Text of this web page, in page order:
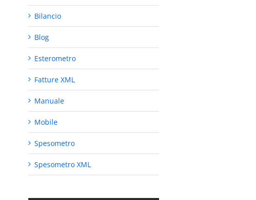
Bilancio
Blog
Esterometro
Fatture XML
Manuale
Mobile
Spesometro
Spesometro XML